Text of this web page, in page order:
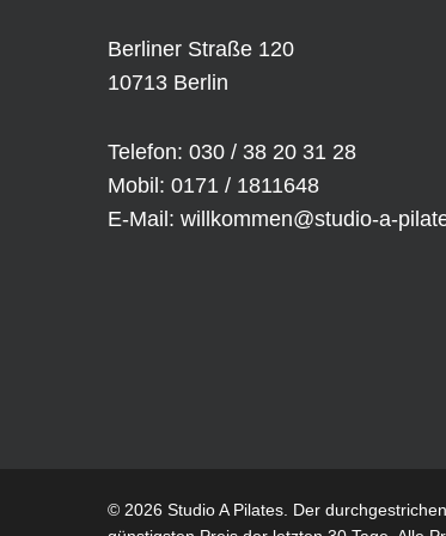
Berliner Straße 120
10713 Berlin
Telefon: 030 / 38 20 31 28
Mobil: 0171 / 1811648
E-Mail: willkommen@studio-a-
© 2026 Studio A Pilates. Der